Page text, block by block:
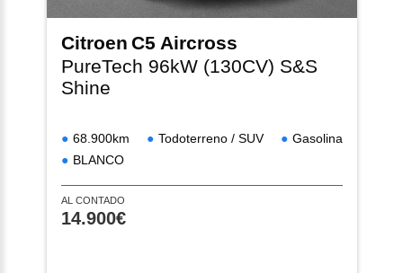
Citroen C5 Aircross
PureTech 96kW (130CV) S&S
Shine
68.900km Todoterreno / SUV
Gasolina
BLANCO
AL CONTADO
14.900€